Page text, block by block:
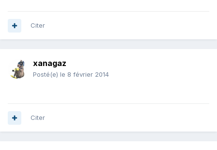
Citer
xanagaz
Posté(e) le 8 février 2014
Citer